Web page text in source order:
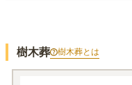
樹木葬 樹木葬とは